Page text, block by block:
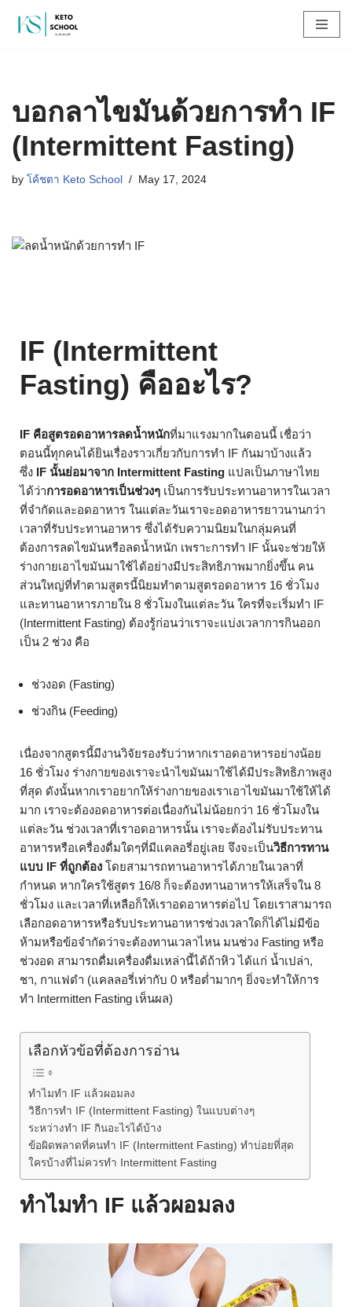
บอกลาไขมันด้วยการทำ IF
(Intermittent Fasting)
by โค้ชตา Keto School May 17, 2024
IF (Intermittent
Fasting) คืออะไร?
IF คือสูตรอดอาหารลดน้ำหนักที่มาแรงมากในตอนนี้ เชื่อว่า
ตอนนี้ทุกคนได้ยินเรื่องราวเกี่ยวกับการทำ IF กันมาบ้างแล้ว
ซึ่ง IF นั้นย่อมาจาก Intermittent Fasting แปลเป็นภาษาไทย
ได้ว่าการอดอาหารเป็นช่วงๆ เป็นการรับประทานอาหารในเวลา
ที่จำกัดและอดอาหาร ในแต่ละวันเราจะอดอาหารยาวนานกว่า
เวลาที่รับประทานอาหาร ซึ่งได้รับความนิยมในกลุ่มคนที่
ต้องการลดไขมันหรือลดน้ำหนัก เพราะการทำ IF นั้นจะช่วยให้
ร่างกายเอาไขมันมาใช้ได้อย่างมีประสิทธิภาพมากยิ่งขึ้น คน
ส่วนใหญ่ที่ทำตามสูตรนี้นิยมทำตามสูตรอดอาหาร 16 ชั่วโมง
และทานอาหารภายใน 8 ชั่วโมงในแต่ละวัน ใครที่จะเริ่มทำ IF
(Intermittent Fasting) ต้องรู้ก่อนว่าเราจะแบ่งเวลาการกินออก
เป็น 2 ช่วง คือ
ช่วงอด (Fasting)
ช่วงกิน (Feeding)
เนื่องจากสูตรนี้มีงานวิจัยรองรับว่าหากเราอดอาหารอย่างน้อย
16 ชั่วโมง ร่างกายของเราจะนำไขมันมาใช้ได้มีประสิทธิภาพสูง
ที่สุด ดังนั้นหากเราอยากให้ร่างกายของเราเอาไขมันมาใช้ให้ได้
มาก เราจะต้องอดอาหารต่อเนื่องกันไม่น้อยกว่า 16 ชั่วโมงใน
แต่ละวัน ช่วงเวลาที่เราอดอาหารนั้น เราจะต้องไม่รับประทาน
อาหารหรือเครื่องดื่มใดๆที่มีแคลอรี่อยู่เลย จึงจะเป็นวิธีการทาน
แบบ IF ที่ถูกต้อง โดยสามารถทานอาหารได้ภายในเวลาที่
กำหนด หากใครใช้สูตร 16/8 ก็จะต้องทานอาหารให้เสร็จใน 8
ชั่วโมง และเวลาที่เหลือก็ให้เราอดอาหารต่อไป โดยเราสามารถ
เลือกอดอาหารหรือรับประทานอาหารช่วงเวลาใดก็ได้ไม่มีข้อ
ห้ามหรือข้อจำกัดว่าจะต้องทานเวลาไหน มนช่วง Fasting หรือ
ช่วงอด สามารถดื่มเครื่องดื่มเหล่านี้ได้ถ้าหิว ได้แก่ น้ำเปล่า,
ชา, กาแฟดำ (แคลลอรี่เท่ากับ 0 หรือต่ำมากๆ ยิ่งจะทำให้การ
ทำ Intermitten Fasting เห็นผล)
เลือกหัวข้อที่ต้องการอ่าน
ทำไมทำ IF แล้วผอมลง
วิธีการทำ IF (Intermittent Fasting) ในแบบต่างๆ
ระหว่างทำ IF กินอะไรได้บ้าง
ข้อผิดพลาดที่คนทำ IF (Intermittent Fasting) ทำบ่อยที่สุด
ใครบ้างที่ไม่ควรทำ Intermittent Fasting
ทำไมทำ IF แล้วผอมลง